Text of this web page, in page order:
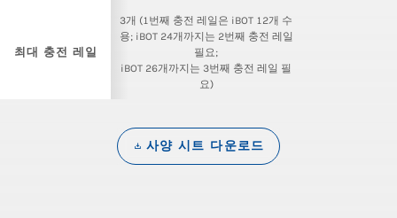
최대 충전 레일
3개 (1번째 충전 레일은 iBOT 12개 수
용; iBOT 24개까지는 2번째 충전 레일
필요;
iBOT 26개까지는 3번째 충전 레일 필
요)
사양 시트 다운로드